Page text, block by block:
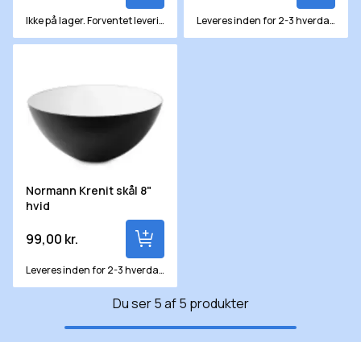
Ikke på lager. Forventet levering om ca. 5 hverdage Leveres inden for 2-3 hverdage
Normann Krenit skål 8"
hvid
99,00 kr.
Leveres inden for 2-3 hverdage
Du ser 5 af 5 produkter